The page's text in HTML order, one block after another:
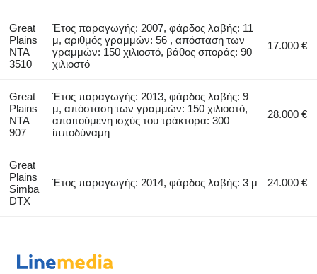
Great
Plains
NTA
3510
Έτος παραγωγής: 2007, φάρδος λαβής: 11
μ, αριθμός γραμμών: 56 , απόσταση των
γραμμών: 150 χιλιοστό, βάθος σποράς: 90
χιλιοστό
17.000 €
Great
Plains
NTA
907
Έτος παραγωγής: 2013, φάρδος λαβής: 9
μ, απόσταση των γραμμών: 150 χιλιοστό,
απαιτούμενη ισχύς του τράκτορα: 300
ίπποδύναμη
28.000 €
Great
Plains
Simba
DTX
Έτος παραγωγής: 2014, φάρδος λαβής: 3 μ 24.000 €